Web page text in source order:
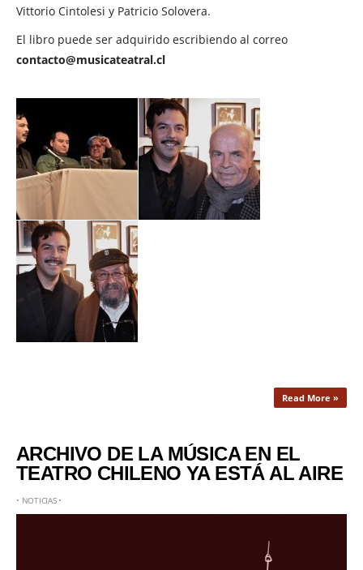
Vittorio Cintolesi y Patricio Solovera.
El libro puede ser adquirido escribiendo al correo
contacto@musicateatral.cl
Read More »
ARCHIVO DE LA MÚSICA EN EL
TEATRO CHILENO YA ESTÁ AL AIRE
• NOTICIAS•